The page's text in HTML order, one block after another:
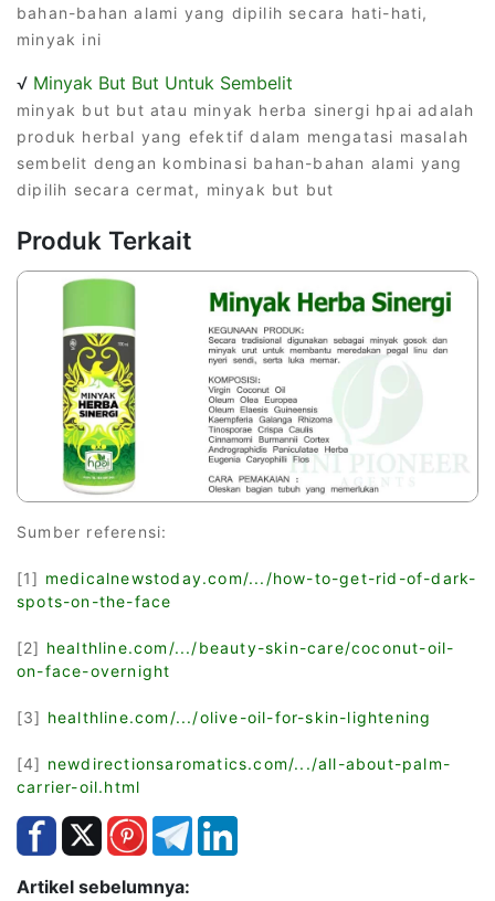
bahan-bahan alami yang dipilih secara hati-hati,
minyak ini
√ Minyak But But Untuk Sembelit
minyak but but atau minyak herba sinergi hpai adalah
produk herbal yang efektif dalam mengatasi masalah
sembelit dengan kombinasi bahan-bahan alami yang
dipilih secara cermat, minyak but but
Produk Terkait
Sumber referensi:
[1] medicalnewstoday.com/.../how-to-get-rid-of-dark-
spots-on-the-face
[2] healthline.com/.../beauty-skin-care/coconut-oil-
on-face-overnight
[3] healthline.com/.../olive-oil-for-skin-lightening
[4] newdirectionsaromatics.com/.../all-about-palm-
carrier-oil.html
Artikel sebelumnya: